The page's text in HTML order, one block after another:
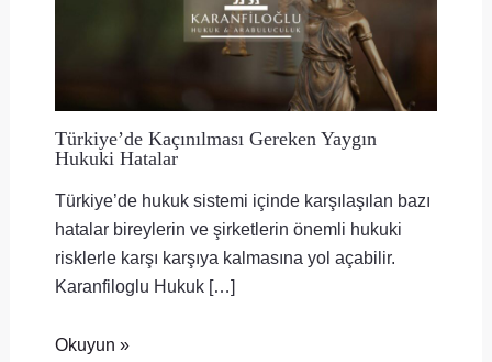
Türkiye’de Kaçınılması Gereken Yaygın
Hukuki Hatalar
Türkiye’de hukuk sistemi içinde karşılaşılan bazı
hatalar bireylerin ve şirketlerin önemli hukuki
risklerle karşı karşıya kalmasına yol açabilir.
Karanfiloglu Hukuk […]
Okuyun »